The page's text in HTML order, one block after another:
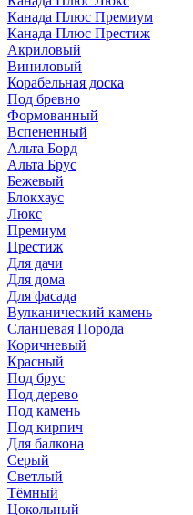
Канада Плюс Премиум
Канада Плюс Престиж
Акриловый
Виниловый
Корабельная доска
Под бревно
Формованный
Вспененный
Альта Борд
Альта Брус
Бежевый
Блокхаус
Люкс
Премиум
Престиж
Для дачи
Для дома
Для фасада
Вулканический камень
Сланцевая Порода
Коричневый
Красный
Под брус
Под дерево
Под камень
Под кирпич
Для балкона
Серый
Светлый
Тёмный
Цокольный